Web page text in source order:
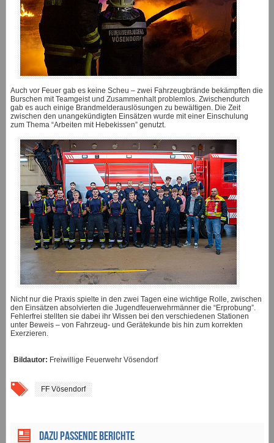
Auch vor Feuer gab es keine Scheu – zwei Fahrzeugbrände bekämpften die
Burschen mit Teamgeist und Zusammenhalt problemlos. Zwischendurch
gab es auch einige Brandmelderauslösungen zu bewältigen. Die Zeit
zwischen den unangekündigten Einsätzen wurde mit einer Einschulung
zum Thema “Arbeiten mit Hebekissen” genutzt.
Nicht nur die Praxis spielte in den zwei Tagen eine wichtige Rolle, zwischen
den Einsätzen absolvierten die Jugendfeuerwehrmänner die “Erprobung”.
Fehlerfrei stellten sie dabei ihr Wissen bei den verschiedenen Stationen
unter Beweis – von Fahrzeug- und Gerätekunde bis hin zum korrekten
Exerzieren.
Bildautor: Freiwillige Feuerwehr Vösendorf
FF Vösendorf
Dazu passende Berichte